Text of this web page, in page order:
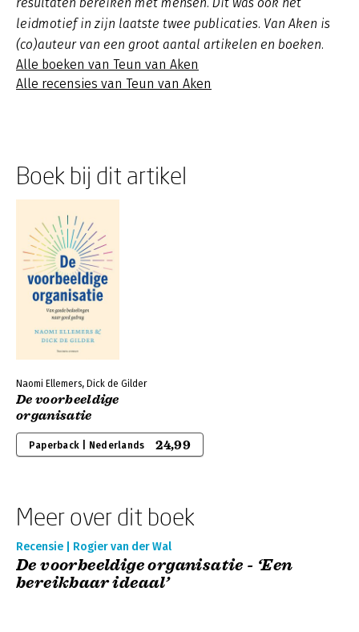
leidmotief in zijn laatste twee publicaties. Van Aken is
(co)auteur van een groot aantal artikelen en boeken.
Alle boeken van Teun van Aken
Alle recensies van Teun van Aken
Boek bij dit artikel
Naomi Ellemers, Dick de Gilder
De voorbeeldige
organisatie
Paperback | Nederlands 24,99
Meer over dit boek
Recensie | Rogier van der Wal
De voorbeeldige organisatie - ‘Een
bereikbaar ideaal’